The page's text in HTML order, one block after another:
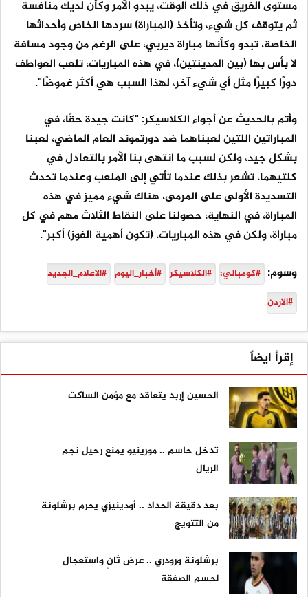
مستوى الفريق في ذلك الوقت، يبدو الأمر وكأن لديك منافسة
ثم يتوقف كل شيء، وتأخذ (المباراة) سردها الخاص وأحداثها
الخاصة، تبدو وكأنها مباراة ديربي، على الرغم من وجود مسافة
لا بأس بها (بين المدينتين)، في هذه المباريات، تلعب العواطف
دورًا كبيرًا مثل أي شيء آخر، لهذا السبب هي أكثر غموضًا".
وأتم بالحديث عن أجواء الكلاسيكر: "كانت جيدة حقًا، في
المباراتين اللتين لعبناهما ضد دورتموند العام الماضي، لعبنا
بشكل جيد، ولكن لسبب ما انتهى بنا الأمر بالتعادل في
كلتيهما، تشعر بذلك عندما تأتي إلى الملعب وعندما تحدث
التسديدة الأولى على المرمى، هناك شيء مميز في هذه
المباراة، في النهاية، حصولنا على النقاط الثلاث مهم في كل
مباراة، ولكن في هذه المباريات، (تكون أهمية الفوز) أكبر".
وسوم: #كومباني: #الكلاسيكر #أخبار_اليوم #الاعلام_الجديد
#الاردن
إقرأ ايضاً
الحسين إربد يتعاقد مع مؤمن الساكت
تدخل حاسم .. مورينيو يمنع رحيل نجم
الريال
بعد دقيقة الحداد .. أودينيزي يحرم برشلونة
من التتويج
برشلونة ورودري .. عرض ثانٍ واستعجال
لحسم الصفقة